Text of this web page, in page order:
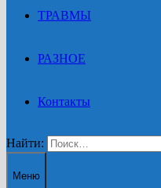
ТРАВМЫ
РАЗНОЕ
Контакты
Найти:
Меню